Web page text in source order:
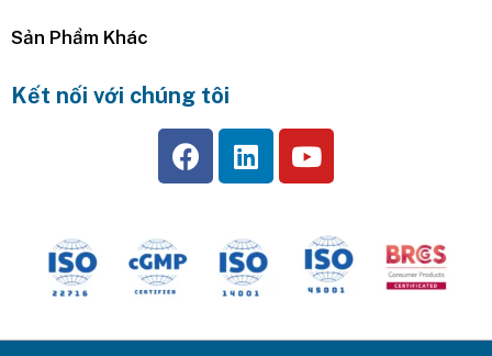
Sản Phẩm Khác
Kết nối với chúng tôi